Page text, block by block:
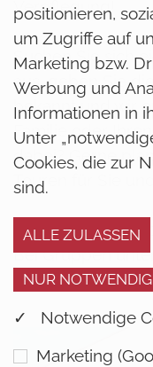
Verpflegung!
Suchen Sie sich
aus, geben Sie
bekannt und wir
Familie oder
dabei? Gerne
Touren für Sie
Preise gültig ab
Bei Gruppen
Preisänderung
positionieren,
um Zugriffe auf
Marketing bzw.
Werbung und
Informationen in
Unter
Cookies, die zur
sind.
✓ Notwendige
Marketing